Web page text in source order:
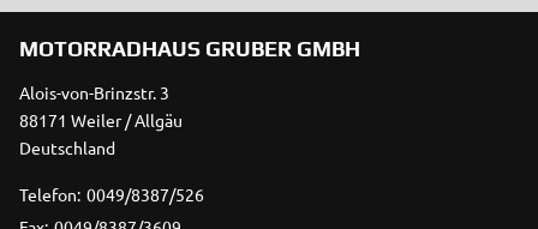
MOTORRADHAUS GRUBER GMBH
Alois-von-Brinzstr. 3
88171 Weiler / Allgäu
Deutschland
Telefon: 0049/8387/526